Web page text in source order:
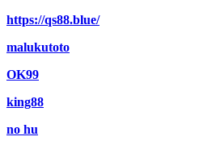
https://qs88.blue/
malukutoto
OK99
king88
no hu